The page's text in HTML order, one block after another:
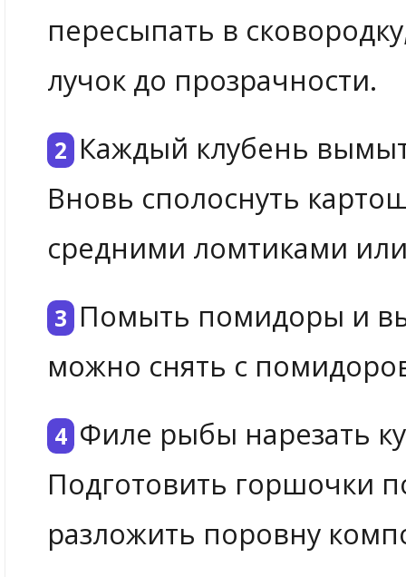
пересыпать в
лучок до прозрачности.
Каждый клубень
Вновь сполоснуть
средними ломтиками
Помыть помидоры и
можно снять с
Филе рыбы нарезать
Подготовить горшочки
разложить поровну